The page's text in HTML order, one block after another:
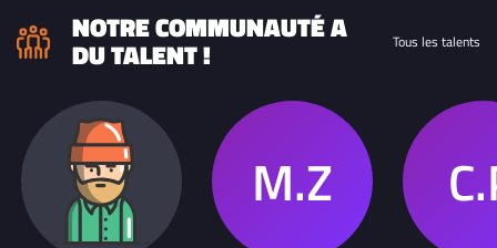
NOTRE COMMUNAUTÉ A
DU TALENT ! Tous les talents